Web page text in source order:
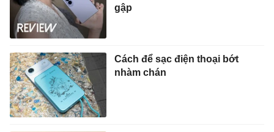
gập
Cách để sạc điện thoại bớt
nhàm chán